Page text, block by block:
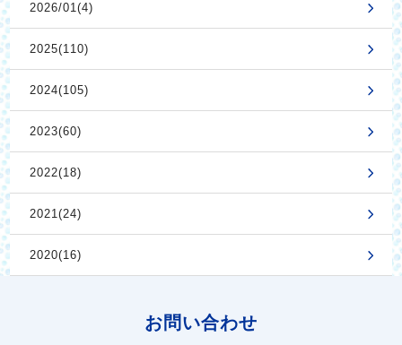
2026/01(4)
2025(110)
2024(105)
2023(60)
2022(18)
2021(24)
2020(16)
お問い合わせ